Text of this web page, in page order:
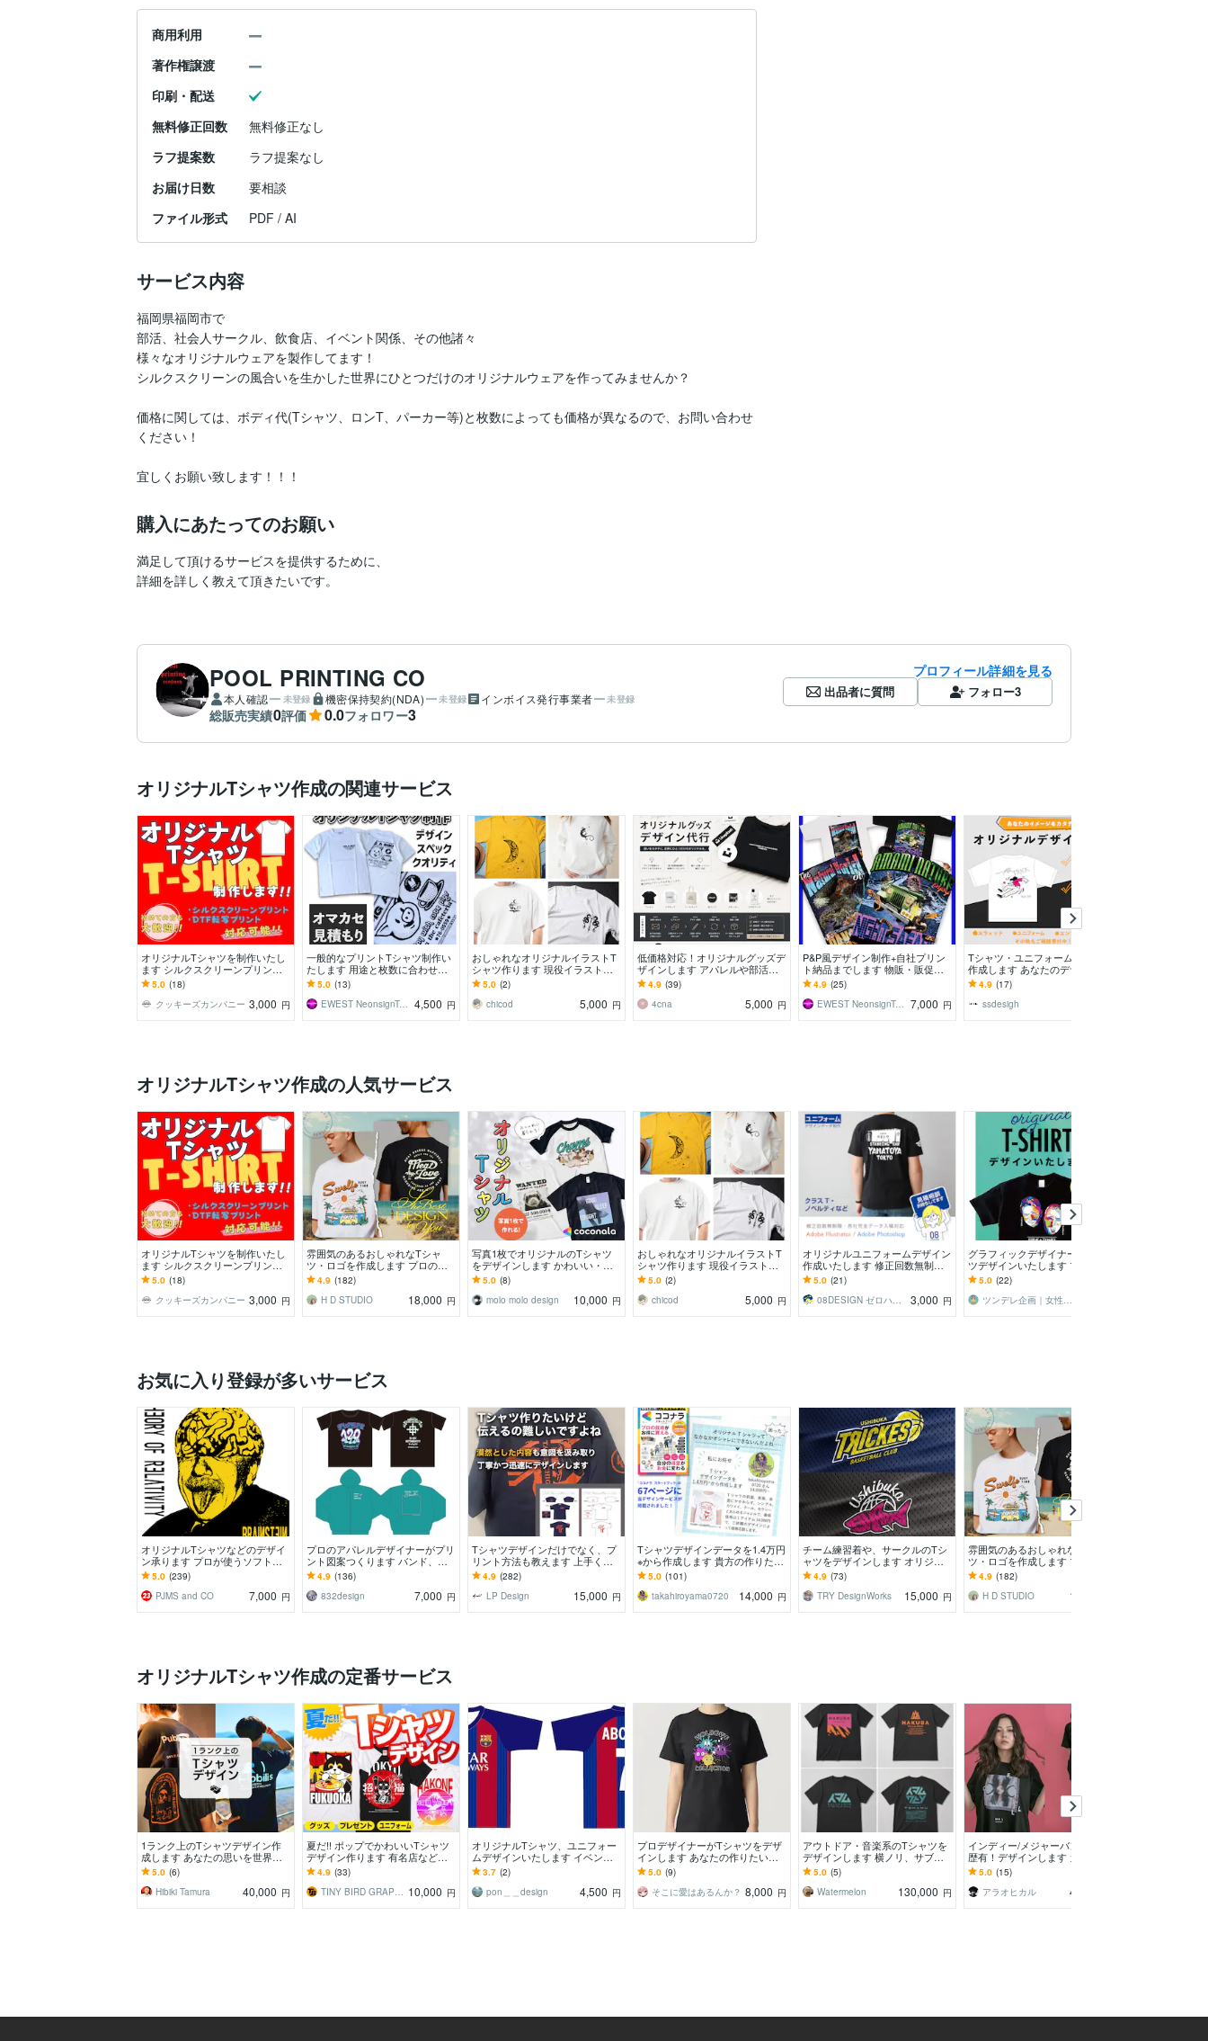
商用利用
著作権譲渡
印刷・配送
無料修正回数
無料修正なし
ラフ提案数
ラフ提案なし
お届け日数
要相談
ファイル形式
PDF / AI
サービス内容
福岡県福岡市で
部活、社会人サークル、飲食店、イベント関係、その他諸々
様々なオリジナルウェアを製作してます！
シルクスクリーンの風合いを生かした世界にひとつだけのオリジナルウェアを作ってみませんか？
価格に関しては、ボディ代(Tシャツ、ロンT、パーカー等)と枚数によっても価格が異なるので、お問い合わせ
ください！
宜しくお願い致します！！！
購入にあたってのお願い
満足して頂けるサービスを提供するために、
詳細を詳しく教えて頂きたいです。
POOL PRINTING CO
本人確認 未登録 機密保持契約(NDA) 未登録 インボイス発行事業者 未登録
総販売実績0評価 0.0フォロワー3
プロフィール詳細を見る
出品者に質問 フォロー3
オリジナルTシャツ作成の関連サービス
オリジナルTシャツを制作いたし
ます シルクスクリーンプリン
ト、DTFプリントお選びいただけ
ます。
5.0 (18)
クッキーズカンパニー 3,000 円
一般的なプリントTシャツ制作い
たします 用途と枚数に合わせて
最適案をご提案
5.0 (13)
EWEST NeonsignTokyo 4,500 円
おしゃれなオリジナルイラストT
シャツ作ります 現役イラストレ
ーターが作るシンプルで印象に残
るグッズデザイン
5.0 (2)
chicod
5,000 円
低価格対応！オリジナルグッズデ
ザインします アパレルや部活、
企業、イベント等のグッズを制作
しませんか
4.9 (39)
4cna
5,000 円
P&P風デザイン制作+自社プリン
ト納品までします 物販・販促・
キャンペーン配布用として
4.9 (25)
EWEST NeonsignTokyo 7,000 円
Tシャツ・ユニフォームデザイン
作成します あなたのデザインを
具現化します！オリジナルデザイ
ンを作ろう！
4.9 (17)
ssdesigh
オリジナルTシャツ作成の人気サービス
オリジナルTシャツを制作いたし
ます シルクスクリーンプリン
ト、DTFプリントお選びいただけ
ます。
5.0 (18)
クッキーズカンパニー 3,000 円
雰囲気のあるおしゃれなTシャ
ツ・ロゴを作成します プロのア
パレルデザイナーが際限なくオシ
ャレにデザインします。
4.9 (182)
H D STUDIO
18,000 円
写真1枚でオリジナルのTシャツ
をデザインします かわいい・面
白い・オシャレに着られるオンリ
ーワンのグッズを！
5.0 (8)
molo molo design
10,000 円
おしゃれなオリジナルイラストT
シャツ作ります 現役イラストレ
ーターが作るシンプルで印象に残
るグッズデザイン
5.0 (2)
chicod
5,000 円
オリジナルユニフォームデザイン
作成いたします 修正回数無制
限！納得いくまでデザイン作成を
お手伝いします！
5.0 (21)
08DESIGN ゼロハチデザイン
3,000 円
グラフィックデザイナーがTシャ
ツデザインいたします プレゼン
トにも！世界で１つだけのグッズ
制作お手伝いいたします
5.0 (22)
ツンデレ企画｜女性向け専門デザイナー
お気に入り登録が多いサービス
オリジナルTシャツなどのデザイ
ン承ります プロが使うソフトで
プロがプロ向けにブラッシュアッ
プします。
5.0 (239)
PJMS and CO
7,000 円
プロのアパレルデザイナーがプリ
ント図案つくります バンド、ア
イドル、大手アパレルと取引実績
あり！
4.9 (136)
832design
7,000 円
Tシャツデザインだけでなく、プ
リント方法も教えます 上手く伝
えられなくても大丈夫、意図を汲
み取りご提案いたします
4.9 (282)
LP Design
15,000 円
Tシャツデザインデータを1.4万円
※から作成します 貴方の作りたい
をデザイン。14000円※より作成
致します
5.0 (101)
takahiroyama0720
14,000 円
チーム練習着や、サークルのTシ
ャツをデザインします オリジナ
ルのチームロゴの作成もいたしま
す。
4.9 (73)
TRY DesignWorks
15,000 円
雰囲気のあるおしゃれなTシャ
ツ・ロゴを作成します プロのア
パレルデザイナーが際限なくオシ
ャレにデザインします。
4.9 (182)
H D STUDIO
18,000
オリジナルTシャツ作成の定番サービス
1ランク上のTシャツデザイン作
成します あなたの思いを世界で
一つだけの作品に！！
5.0 (6)
Hibiki Tamura
40,000 円
夏だ!! ポップでかわいいTシャツ
デザイン作ります 有名店など制
作実績多数! あなただけのデザイ
ンを制作します。
4.9 (33)
TINY BIRD GRAPHICS 10,000 円
オリジナルTシャツ、ユニフォー
ムデザインいたします イベント
用やクラＴ、チームユニにも♪
3.7 (2)
pon＿＿design
4,500 円
プロデザイナーがTシャツをデザ
インします あなたの作りたいを
アパレルデザイナーが形にしま
す！商用利用可
5.0 (9)
そこに愛はあるんか？ 8,000 円
アウトドア・音楽系のTシャツを
デザインします 横ノリ、サブカ
ルチャー感のあるグラフィックを
制作します
5.0 (5)
Watermelon
130,000 円
インディー/メジャーバンド担当
歴有！デザインします カッコい
いtシャツ、グッズ、ロゴ、CDジ
ャケット作成します！
5.0 (15)
アラオヒカル
40,000